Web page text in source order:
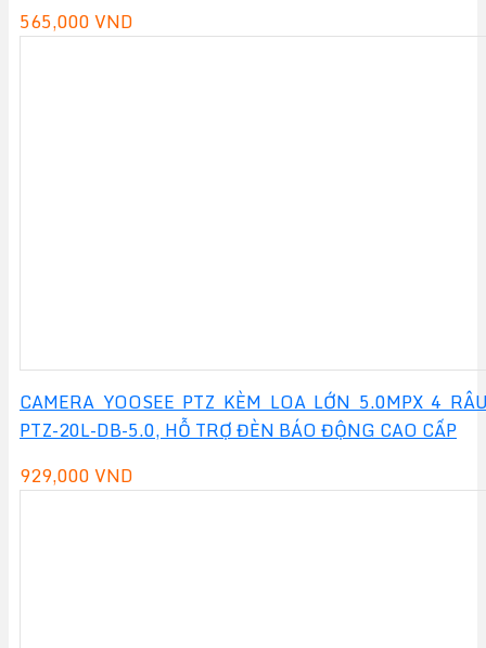
565,000VND
CAMERA YOOSEE PTZ KÈM LOA LỚN 5.0MPX 4
PTZ-20L-DB-5.0, HỖ TRỢ ĐÈN BÁO ĐỘNG CAO CẤP
929,000VND